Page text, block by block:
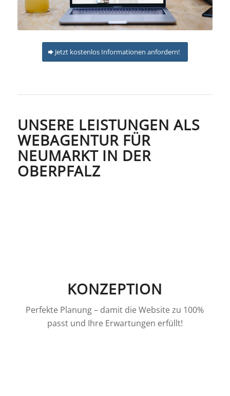
Jetzt kostenlos Informationen anfordern!
UNSERE LEISTUNGEN ALS
WEBAGENTUR FÜR
NEUMARKT IN DER
OBERPFALZ
KONZEPTION
Perfekte Planung – damit die Website zu 100%
passt und Ihre Erwartungen erfüllt!